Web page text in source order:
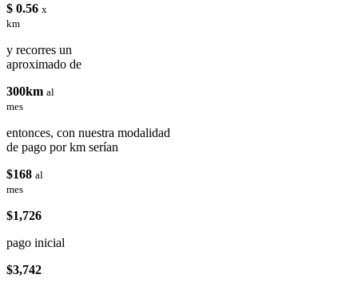
$ 0.56 x
km
y recorres un
aproximado de
300km al
mes
entonces, con nuestra modalidad
de pago por km serían
$168 al
mes
$1,726
pago inicial
$3,742